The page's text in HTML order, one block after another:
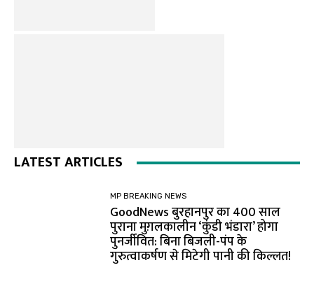
LATEST ARTICLES
MP BREAKING NEWS
GoodNews बुरहानपुर का 400 साल
पुराना मुग़लकालीन ‘कुंडी भंडारा’ होगा
पुनर्जीवित: बिना बिजली-पंप के
गुरुत्वाकर्षण से मिटेगी पानी की किल्लत!